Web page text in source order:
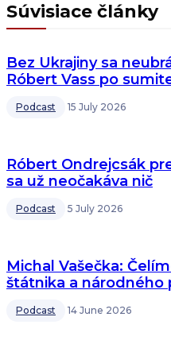
Súvisiace články
Bez Ukrajiny sa
Róbert Vass po
Podcast 15 July 2026
Róbert Ondrejcsák
sa už neočakáva nič
Podcast 5 July 2026
Michal Vašečka:
štátnika a národného
Podcast 14 June 2026